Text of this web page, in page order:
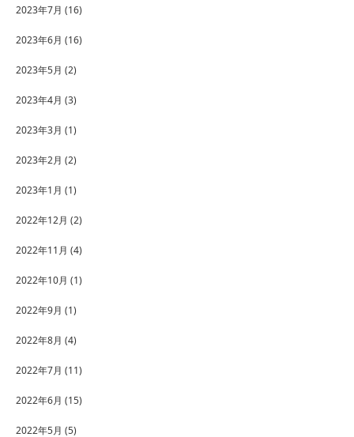
2023年7月 (16)
2023年6月 (16)
2023年5月 (2)
2023年4月 (3)
2023年3月 (1)
2023年2月 (2)
2023年1月 (1)
2022年12月 (2)
2022年11月 (4)
2022年10月 (1)
2022年9月 (1)
2022年8月 (4)
2022年7月 (11)
2022年6月 (15)
2022年5月 (5)